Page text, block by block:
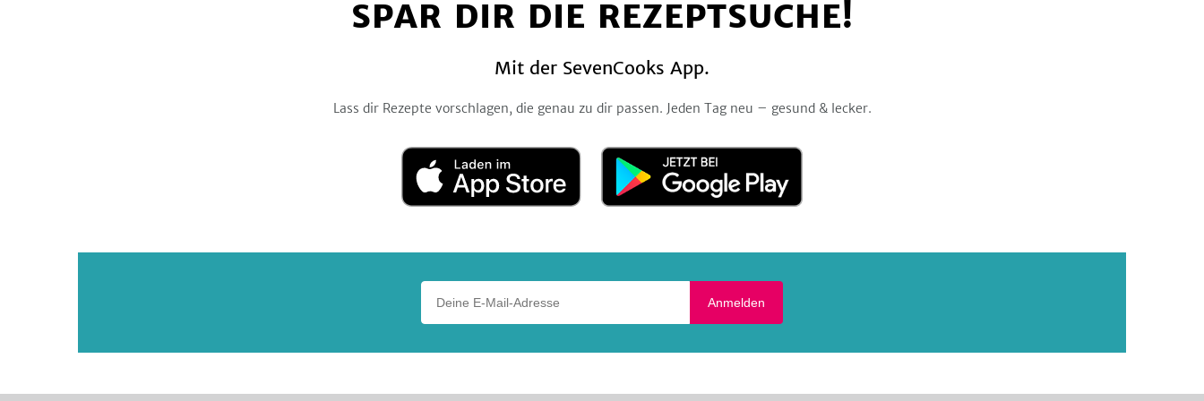
FacebookTwitter
Pinterest InstagramYouTube
SPAR DIR DIE REZEPTSUCHE!
Mit der SevenCooks App.
Lass dir Rezepte vorschlagen, die genau zu dir passen. Jeden Tag neu – gesund & lecker.
Laden
im
App
Jetzt
Google
Anmelden